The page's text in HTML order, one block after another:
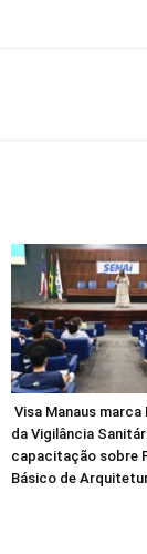
Visa Manaus marca
da Vigilância
capacitação sobre
Básico de